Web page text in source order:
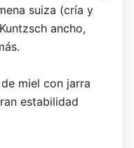
suiza (cría y
ancho,
miel con jarra
estabilidad